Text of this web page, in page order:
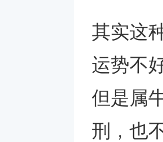
其实这
运势不
但是属
刑，也